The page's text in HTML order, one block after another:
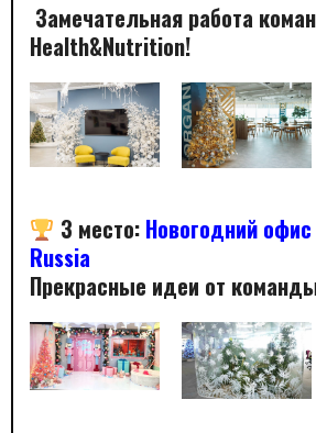
Замечательная работа
Health&Nutrition!
3 место: Новогодний
Russia
Прекрасные идеи от